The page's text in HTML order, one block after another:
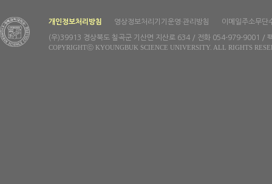
개인정보처리방침 영상정보처리기기운영·관리방침 이메일주소무단
(우)39913 경상북도 칠곡군 기산면 지산로 634 / 전화 054-979-9001 /
COPYRIGHTⓒ KYOUNGBUK SCIENCE UNIVERSITY. ALL RIGHTS